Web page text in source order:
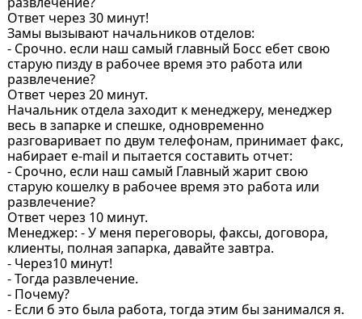
Ответ через 30 минут!
Замы вызывают начальников отделов:
- Срочно. если наш самый главный Босс ебет свою
старую пизду в рабочее время это работа или
развлечение?
Ответ через 20 минут.
Начальник отдела заходит к менеджеру, менеджер
весь в запарке и спешке, одновременно
разговаривает по двум телефонам, принимает факс,
набирает е-mail и пытается составить отчет:
- Срочно, если наш самый Главный жарит свою
старую кошелку в рабочее время это работа или
развлечение?
Ответ через 10 минут.
Менеджер: - У меня переговоры, факсы, договора,
клиенты, полная запарка, давайте завтра.
- Через10 минут!
- Тогда развлечение.
- Почему?
- Если б это была работа, тогда этим бы занимался я.